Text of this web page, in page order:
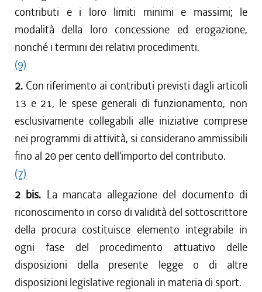
contributi e i loro limiti minimi e massimi; le
modalità della loro concessione ed erogazione,
nonché i termini dei relativi procedimenti.
(9)
2. Con riferimento ai contributi previsti dagli articoli
13 e 21, le spese generali di funzionamento, non
esclusivamente collegabili alle iniziative comprese
nei programmi di attività, si considerano ammissibili
fino al 20 per cento dell'importo del contributo.
(7)
2 bis. La mancata allegazione del documento di
riconoscimento in corso di validità del sottoscrittore
della procura costituisce elemento integrabile in
ogni fase del procedimento attuativo delle
disposizioni della presente legge o di altre
disposizioni legislative regionali in materia di sport.